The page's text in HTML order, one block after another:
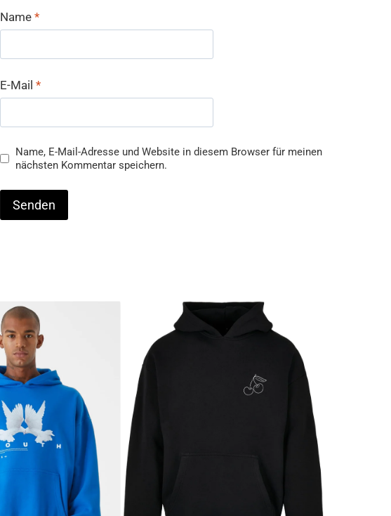
Name*
E-Mail*
Name, E-Mail-Adresse und Website in diesem Browser für meinen
nächsten Kommentar speichern.